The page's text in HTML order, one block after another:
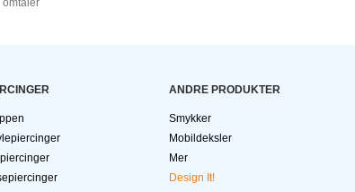
omtaler
ANDRE PRODUKTER
Smykker
Mobildeksler
Mer
Design It!